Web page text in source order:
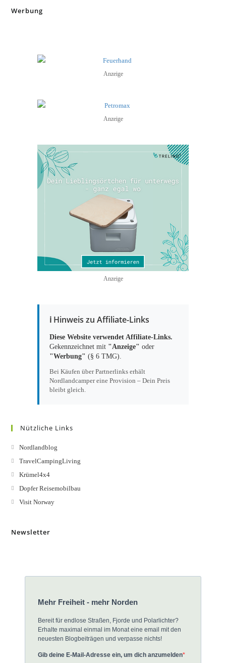
Werbung
Anzeige
Anzeige
Anzeige
ℹ️ Hinweis zu Affiliate-Links
Diese Website verwendet Affiliate-Links.
Gekennzeichnet mit "Anzeige" oder
"Werbung" (§ 6 TMG).
Bei Käufen über Partnerlinks erhält
Nordlandcamper eine Provision – Dein Preis
bleibt gleich.
Nützliche Links
Nordlandblog
TravelCampingLiving
Krümel4x4
Dopfer Reisemobilbau
Visit Norway
Newsletter